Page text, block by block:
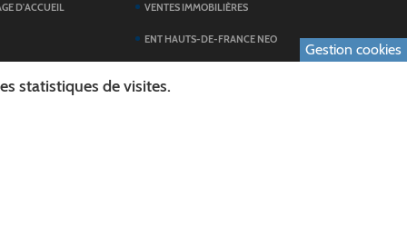
D'ACCUEIL VENTES IMMOBILIÈRES
ENT HAUTS-DE-FRANCE NEO
Gestion cookies
statistiques de visites.